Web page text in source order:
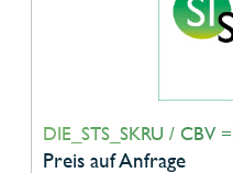
DIE_STS_SKRU / CBV
Preis auf Anfrage